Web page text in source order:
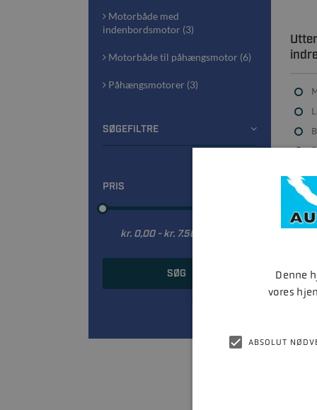
Motorbåde med
indenbordsmotor (3)
Motorbåde til påhængsmotor (6)
Påhængsmotorer (3)
SØGEFILTRE
PRIS
SØG
Denne
vores
ABSOLUT